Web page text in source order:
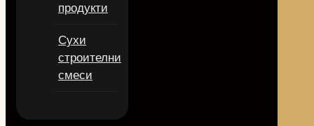
продукти
Сухи
строителни
смеси